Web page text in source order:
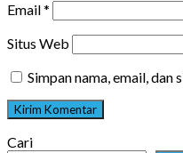
Email*
Situs Web
Simpan nama, email,
Cari